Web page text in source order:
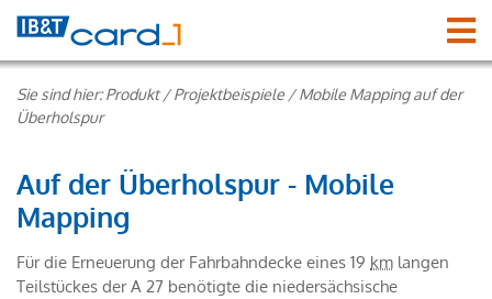
Sie sind hier:Produkt/Projektbeispiele /Mobile Mapping auf der
Überholspur
Auf der Überholspur - Mobile
Mapping
Für die Erneuerung der Fahrbahndecke eines 19 km langen
Teilstückes der A 27 benötigte die niedersächsische